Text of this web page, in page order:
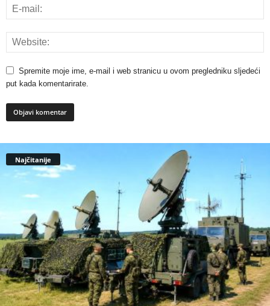
Spremite moje ime, e-mail i web stranicu u ovom pregledniku sljedeći
put kada komentarirate.
Najčitanije